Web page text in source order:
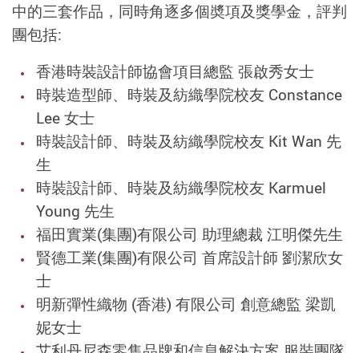
中的三套作品，同時角逐多個奬項及獎學金，評判
團包括:
香港時裝設計師協會項目總監 張啟秀女士
時裝造型師、時裝及紡織學院校友 Constance
Lee 女士
時裝設計師、時裝及紡織學院校友 Kit Wan 先
生
時裝設計師、時裝及紡織學院校友 Karmuel
Young 先生
福田實業(集團)有限公司 助理總裁 江明傑先生
賢德工業(集團)有限公司 首席設計師 劉潔欣女
士
明新彈性織物 (香港) 有限公司 創意總監 梁凱
妮女士